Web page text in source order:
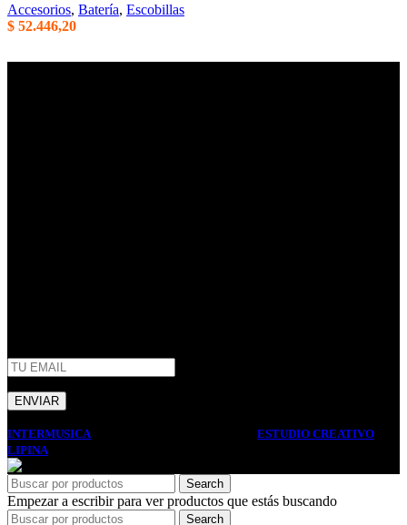
Accesorios, Batería, Escobillas
$ 52.446,20
INTERMUSICA
ESTUDIO CREATIVO
LIPINA. PREMIUM E-COMMERCE SOLUTIONS.
Search
Empezar a escribir para ver productos que estás buscando
Search